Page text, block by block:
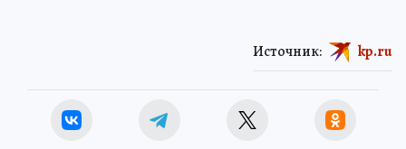
Источник: kp.ru